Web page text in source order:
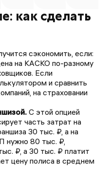
как сделать
сэкономить, если:
на КАСКО по-разному
Если
и сравнить
на страховании
С этой опцией
часть затрат на
30 тыс. ₽, а на
нужно 80 тыс. ₽,
₽, а 30 тыс. ₽ платит
цену полиса в среднем